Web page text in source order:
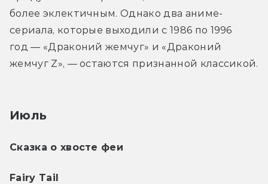
более эклектичным. Однако два аниме-
сериала, которые выходили с 1986 по 1996
год — «Драконий жемчуг» и «Драконий
жемчуг Z», — остаются признанной классикой.
Июль
Сказка о хвосте феи
Fairy Tail